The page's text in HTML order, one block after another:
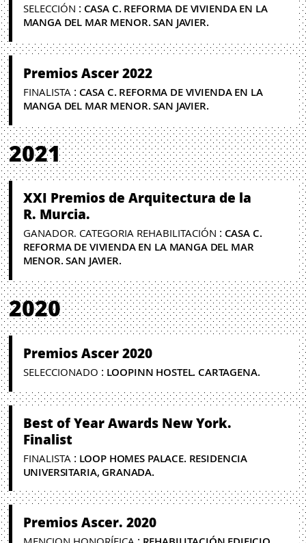
SELECCIÓN : CASA C. REFORMA DE VIVIENDA EN LA
MANGA DEL MAR MENOR. SAN JAVIER.
Premios Ascer 2022
FINALISTA: CASA C. REFORMA DE VIVIENDA EN LA
MANGA DEL MAR MENOR. SAN JAVIER.
2021
XXI Premios de Arquitectura de la
R. Murcia.
GANADOR. CATEGORIA REHABILITACIÓN : CASA C.
REFORMA DE VIVIENDA EN LA MANGA DEL MAR
MENOR. SAN JAVIER.
2020
Premios Ascer 2020
SELECCIONADO : LOOPINN HOSTEL. CARTAGENA.
Best of Year Awards New York.
Finalist
FINALISTA: LOOP HOMES PALACE. RESIDENCIA
UNIVERSITARIA, GRANADA.
Premios Ascer. 2020